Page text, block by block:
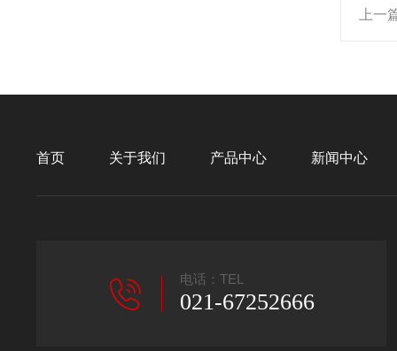
上一
首页 关于我们 产品中心 新闻中心
电话：TEL
021-67252666